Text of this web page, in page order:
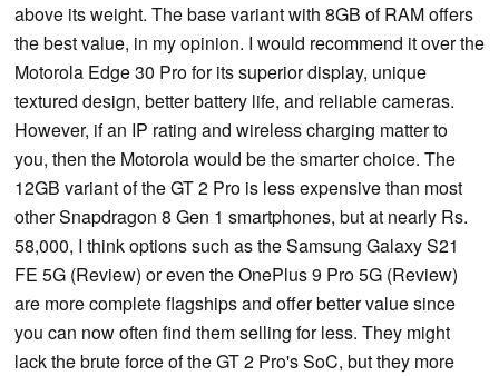
above its weight. The base variant with 8GB of RAM offers
the best value, in my opinion. I would recommend it over the
Motorola Edge 30 Pro for its superior display, unique
textured design, better battery life, and reliable cameras.
However, if an IP rating and wireless charging matter to
you, then the Motorola would be the smarter choice. The
12GB variant of the GT 2 Pro is less expensive than most
other Snapdragon 8 Gen 1 smartphones, but at nearly Rs.
58,000, I think options such as the Samsung Galaxy S21
FE 5G (Review) or even the OnePlus 9 Pro 5G (Review)
are more complete flagships and offer better value since
you can now often find them selling for less. They might
lack the brute force of the GT 2 Pro's SoC, but they more